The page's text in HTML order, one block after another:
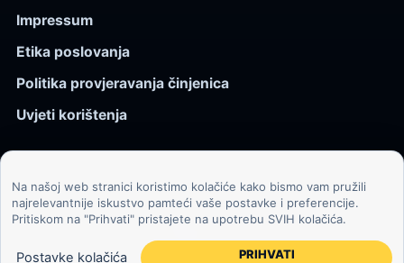
Impressum
Etika poslovanja
Politika provjeravanja činjenica
Uvjeti korištenja
© 2026 Kozmos.hr. Sva prava pridržana.
Svemir, znanost, tehnologija i velike ideje za znatiželjne
čitatelje.
Na našoj web stranici koristimo kolačiće kako bismo vam pružili
najrelevantnije iskustvo pamteći vaše postavke i preferencije.
Pritiskom na "Prihvati" pristajete na upotrebu SVIH kolačića.
Postavke kolačića PRIHVATI